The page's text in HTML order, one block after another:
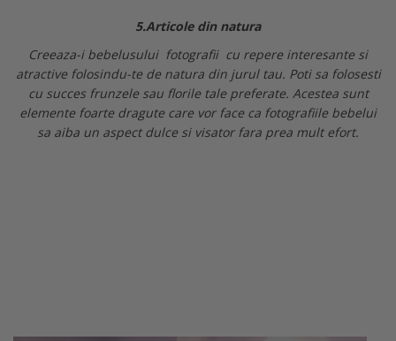
5.Articole din natura
Creeaza-i bebelusului fotografii cu repere interesante si
atractive folosindu-te de natura din jurul tau. Poti sa folosesti
cu succes frunzele sau florile tale preferate. Acestea sunt
elemente foarte dragute care vor face ca fotografiile bebelui
sa aiba un aspect dulce si visator fara prea mult efort.